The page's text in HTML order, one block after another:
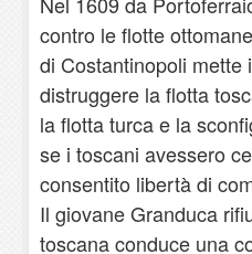
contro le flotte
di Costantinopoli mette
distruggere la flotta
la flotta turca e la
se i toscani avessero
consentito libertà di
Il giovane Granduca
toscana conduce una